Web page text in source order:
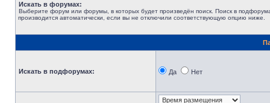
Искать в форумах:
Выберите форум или форумы, в которых будет произведён поиск. Поиск в
производится автоматически, если вы не отключили соответствующую опцию ниже.
Искать в подфорумах: Да Нет